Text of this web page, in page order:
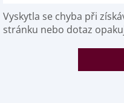
Vyskytla se chyba při
stránku nebo dotaz